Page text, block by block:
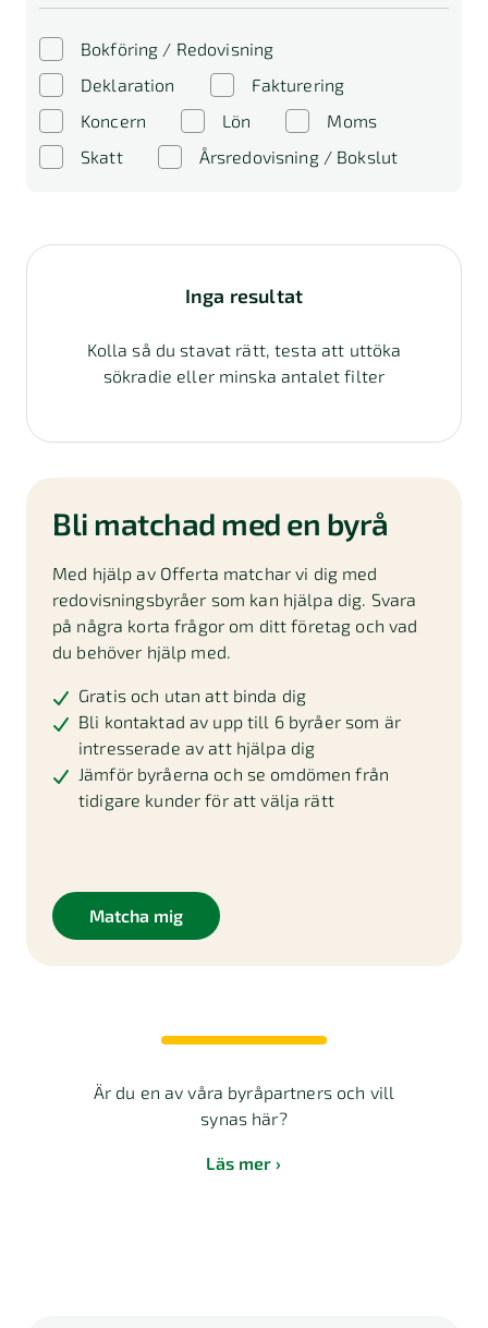
Bokföring / Redovisning
Deklaration
Fakturering
Koncern
Lön
Moms
Skatt
Årsredovisning / Bokslut
Inga resultat
Kolla så du stavat rätt, testa att uttöka
sökradie eller minska antalet filter
Bli matchad med en byrå
Med hjälp av Offerta matchar vi dig med
redovisningsbyråer som kan hjälpa dig. Svara
på några korta frågor om ditt företag och vad
du behöver hjälp med.
Gratis och utan att binda dig
Bli kontaktad av upp till 6 byråer som är
intresserade av att hjälpa dig
Jämför byråerna och se omdömen från
tidigare kunder för att välja rätt
Matcha mig
Är du en av våra byråpartners och vill
synas här?
Läs mer